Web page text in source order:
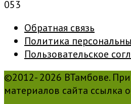
053
Обратная связь
Политика
Пользовательское
©2012- 2026 ВТамбове.
материалов сайта ссылка